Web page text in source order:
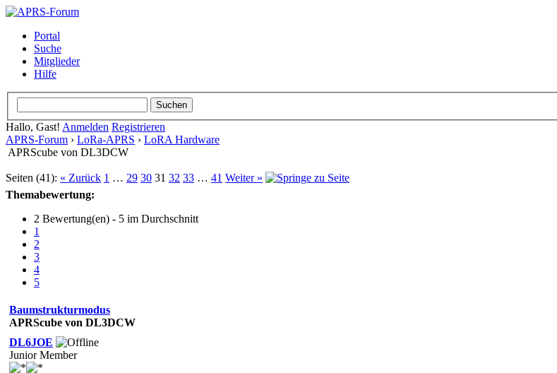
Portal
Suche
Mitglieder
Hilfe
Hallo, Gast! Anmelden Registrieren
APRS-Forum › LoRa-APRS › LoRA Hardware
APRScube von DL3DCW
Seiten (41): « Zurück 1 … 29 30 31 32 33 … 41 Weiter »
Themabewertung:
2 Bewertung(en) - 5 im Durchschnitt
1
2
3
4
5
Baumstrukturmodus
APRScube von DL3DCW
DL6JOE
Junior Member